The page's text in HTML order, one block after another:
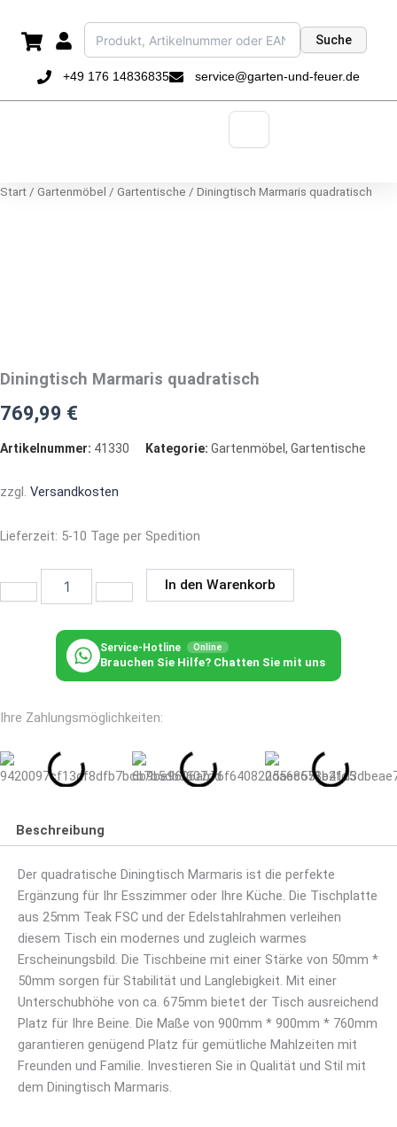
Inhalt
springen
+49 176 14836835 service@garten-und-feuer.de
Suche
Start / Gartenmöbel / Gartentische / Diningtisch Marmaris quadratisch
Diningtisch Marmaris quadratisch
769,99 €
Artikelnummer: 41330 Kategorie: Gartenmöbel , Gartentische
zzgl. Versandkosten
Lieferzeit: 5-10 Tage per Spedition
Marmaris
Menge
In den Warenkorb
Service-Hotline Online
Brauchen Sie Hilfe? Chatten Sie mit uns
Ihre Zahlungsmöglichkeiten:
Beschreibung
Der quadratische Diningtisch Marmaris ist die perfekte
Ergänzung für Ihr Esszimmer oder Ihre Küche. Die Tischplatte
aus 25mm Teak FSC und der Edelstahlrahmen verleihen
diesem Tisch ein modernes und zugleich warmes
Erscheinungsbild. Die Tischbeine mit einer Stärke von 50mm *
50mm sorgen für Stabilität und Langlebigkeit. Mit einer
Unterschubhöhe von ca. 675mm bietet der Tisch ausreichend
Platz für Ihre Beine. Die Maße von 900mm * 900mm * 760mm
garantieren genügend Platz für gemütliche Mahlzeiten mit
Freunden und Familie. Investieren Sie in Qualität und Stil mit
dem Diningtisch Marmaris.